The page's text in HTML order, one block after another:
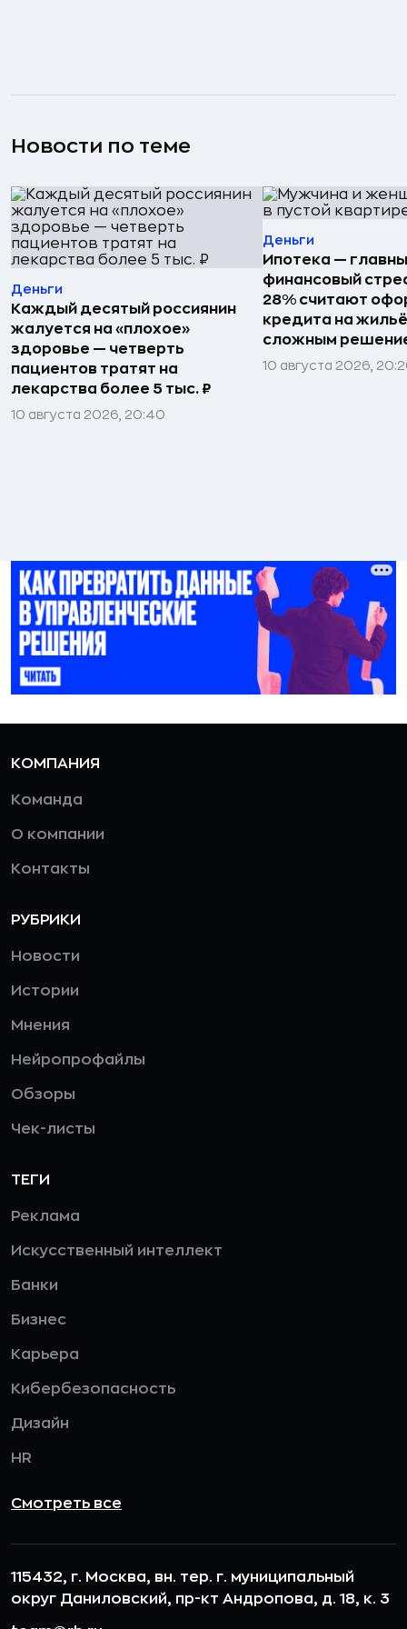
Новости по теме
Деньги
Каждый десятый россиянин
жалуется на «плохое»
здоровье — четверть
пациентов тратят на
лекарства более 5 тыс. ₽
10 августа 2026, 20:40
Деньги
Ипотека —
финансовый
28% считают
кредита на
сложным
10 августа 2026,
КОМПАНИЯ
Команда
О компании
Контакты
РУБРИКИ
Новости
Истории
Мнения
Нейропрофайлы
Обзоры
Чек-листы
ТЕГИ
Реклама
Искусственный интеллект
Банки
Бизнес
Карьера
Кибербезопасность
Дизайн
HR
Смотреть все
115432, г. Москва, вн. тер. г. муниципальный
округ Даниловский, пр-кт Андропова, д. 18, к. 3